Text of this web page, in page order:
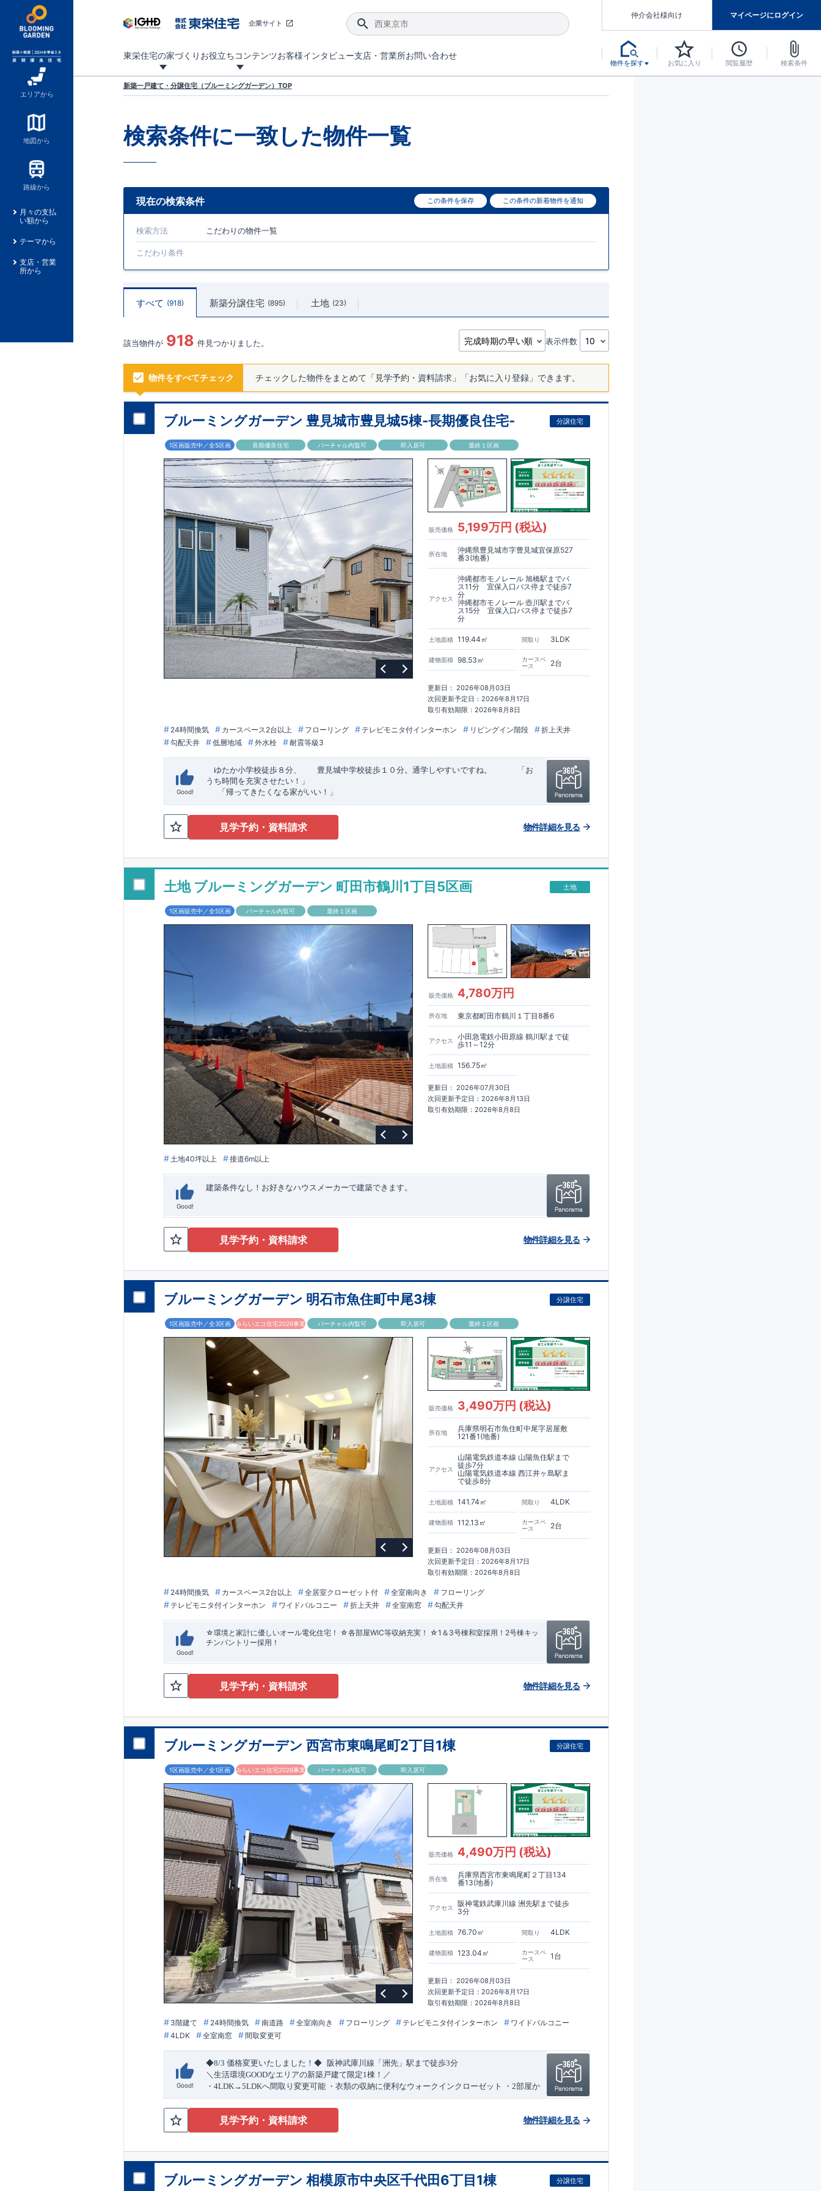
エリアから
地図から
路線から
月々の支払
い額から
テーマから
支店・営業
所から
企業サイト
東栄住宅の家づくり お役立ちコンテンツお客様インタビュー支店・営業所お問い合わせ
仲介会社様向け マイページにログイン
物件を探す お気に入り 閲覧履歴 検索条件
新築一戸建て・分譲住宅（ブルーミングガーデン）TOP
検索条件に一致した物件一覧
現在の検索条件 この条件を保存 この条件の新着物件を通知
検索方法 こだわりの物件一覧
こだわり条件
すべて 918 新築分譲住宅 895 土地 23
該当物件が 918 件見つかりました。 表示件数
物件をすべてチェック チェックした物件をまとめて「見学予約・資料請求」「お気に入り登録」できます。
ブルーミングガーデン 豊見城市豊見城5棟-長期優良住宅- 分譲住宅
1区画販売中／全5区画 長期優良住宅 バーチャル内覧可 即入居可 最終１区画
販売価格 5,199万円 (税込)
所在地
沖縄県豊見城市字豊見城宜保原527
番3(地番)
アクセス
沖縄都市モノレール 旭橋駅までバ
ス11分 宜保入口バス停まで徒歩7
分
沖縄都市モノレール 壺川駅までバ
ス15分 宜保入口バス停まで徒歩7
分
土地面積 119.44㎡
建物面積 98.53㎡
間取り 3LDK
カースペ
ース
2台
更新日： 2026年08月03日
次回更新予定日：2026年8月17日
取引有効期限：2026年8月8日
24時間換気 カースペース2台以上 フローリング テレビモニタ付インターホン リビングイン階段
折上天井
勾配天井
低層地域 外水栓 耐震等級3
Good!
ゆたか小学校徒歩８分、 豊見城中学校徒歩１０分。通学しやすいですね。
「お
うち時間を充実させたい！」
「帰ってきたくなる家がいい！」
TEL:098-860-2201（火・水曜日定休日、年末年始休み）
配ボックス・玄関電子キー・浴室換気乾燥機・防犯ガラス
■１階廻りの構造材は防腐・防蟻性を確保するため、構造用集成材にヒノキを使用しておりま
す！
■長期優良住宅もっと詳しく 「いい家を作って、きちんと手入れをして、長く大切に使う」
という考え方の下、 国が定めた7つの厳しい技術基準をクリアした物件だけが認定を受けられ
長期優良住宅として認定を受けるためには、国が定めた下記
つの技術基準をクリアする必要
があります。東栄住宅は全棟でクリア！①耐震性②劣化対策③維持管理性④住戸面積⑤省エネ
ルギー性⑥居住環境⑦維持保全管理
そのほかの魅力として、住宅ローン金利優遇、固定資産税の減税、中古市場での売却時にも有
「設計」と「建設」のダブルで
性能を評価されています！図面を第三者機関へ提出します。外部評価委員が建設中に 3回、竣
回の現場検査が行われます。構造の安定、劣化の軽減、維持管理への配慮、温熱環
境・エネルギー消費量（断熱等性能）の必須4分野、空気環境で、最高等級取得！ ■耐震等級
3
もっと詳しく 東栄住宅の建物は、国が定めた耐震最高等級
を取得。建築基準法に定め
られた、｢数百年に一度発生する地震に対して、倒壊、崩壊しない｣という基準から、さらに
1.5倍の耐震力を達成しています。 ■耐風等級2 災害時の損傷の受けにくさを評価されていま
す。建築基準法に定められている暴風による力（500年に1 度）のさらに 1.2倍の暴風に対して
も損傷を生じないことで耐風最高等級2を取得しています。
栄住宅は土地の仕入れ、設計、施工、販売、メンテナンスまで、すべてのプロセスに携わって
います。 ■アフターサポートもっと詳しく 快適に暮らすことができる住宅の品質を長
期にわたり維持するには、定期的な点検を実施することが重要です。 最大 60年間の保証制度
がございます。もちろん、定期点検以外でも万一不具合が発生した際は対応いたします。
当社こだわりの空間アイディアを ショート動画で
ご紹介しています。ここをクリック
見学予約・資料請求 物件詳細を見る
土地 ブルーミングガーデン 町田市鶴川1丁目5区画 土地
1区画販売中／全5区画 バーチャル内覧可 最終１区画
販売価格 4,780万円
所在地 東京都町田市鶴川１丁目8番6
アクセス
小田急電鉄小田原線 鶴川駅まで徒
歩11～12分
土地面積 156.75㎡
更新日： 2026年07月30日
次回更新予定日：2026年8月13日
取引有効期限：2026年8月8日
土地40坪以上 接道6m以上
Good!
建築条件なし！​お好きなハウスメーカーで建築できます。
見学予約・資料請求 物件詳細を見る
ブルーミングガーデン 明石市魚住町中尾3棟 分譲住宅
1区画販売中／全3区画 みらいエコ住宅2026事業 バーチャル内覧可 即入居可 最終１区画
販売価格 3,490万円 (税込)
所在地
兵庫県明石市魚住町中尾字居屋敷
121番1(地番)
アクセス
山陽電気鉄道本線 山陽魚住駅まで
徒歩7分
山陽電気鉄道本線 西江井ヶ島駅ま
で徒歩8分
土地面積 141.74㎡
建物面積 112.13㎡
間取り 4LDK
カースペ
ース
2台
更新日： 2026年08月03日
次回更新予定日：2026年8月17日
取引有効期限：2026年8月8日
24時間換気 カースペース2台以上 全居室クローゼット付 全室南向き
フローリング
テレビモニタ付インターホン
ワイドバルコニー 折上天井 全室南窓 勾配天井
Good!
☆環境と家計に優しいオール電化住宅！ ☆各部屋WIC等収納充実！ ☆1＆3号棟和室採用！2号棟キッ
チンパントリー採用！
見学予約・資料請求 物件詳細を見る
ブルーミングガーデン 西宮市東鳴尾町2丁目1棟 分譲住宅
1区画販売中／全1区画 みらいエコ住宅2026事業 バーチャル内覧可 即入居可
販売価格 4,490万円 (税込)
所在地
兵庫県西宮市東鳴尾町２丁目134
番13(地番)
アクセス
阪神電鉄武庫川線 洲先駅まで徒歩
3分
土地面積 76.70㎡
建物面積 123.04㎡
間取り 4LDK
カースペ
ース
1台
更新日： 2026年08月03日
次回更新予定日：2026年8月17日
取引有効期限：2026年8月8日
3階建て 24時間換気 南道路 全室南向き フローリング テレビモニタ付インターホン
ワイドバルコニー
4LDK
全室南窓 間取変更可
Good!
◆8/3 価格変更いたしました！◆​ 阪神武庫川線 「洲先」駅まで徒歩3分
＼生活環境GOODなエリアの新築戸建て限定1棟！／
・4LDK→5LDKへ間取り変更可能 ・衣類の収納に便利なウォークインクローゼット
・2部屋か
ら行き来できる続きバルコニー ・デザインと機能性を兼ね備えたオープンサニタリーirodori
・リビング全体を見渡せる対面キッチン
・網戸11万円(税込)で設置可能！
↓クリックすると特設ページにジャンプします↓
エントランス」が受賞いたしました！ ○耐震等級最高等級3 ・数百年に一度の地震に耐える
平日・休日ご内覧可能です！
見学予約・資料請求 物件詳細を見る
ブルーミングガーデン 相模原市中央区千代田6丁目1棟 分譲住宅